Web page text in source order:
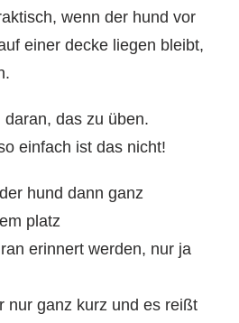
wenn der hund vor
einer decke liegen bleibt,
das zu üben.
einfach ist das nicht!
hund dann ganz
platz
erinnert werden, nur ja
nur ganz kurz und es reißt